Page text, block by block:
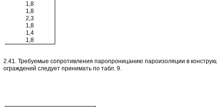
1,8
1,8
2,3
1,8
1,4
1,8
2.41. Требуемые сопротивления паропроницанию пароизоляции в
ограждений следует принимать по табл. 9.